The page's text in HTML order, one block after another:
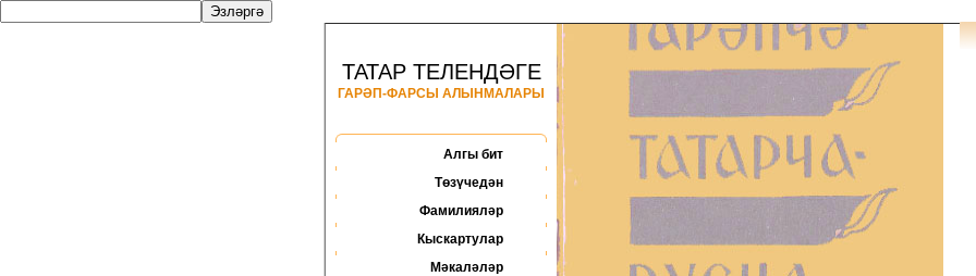
ТАТАР ТЕЛЕНДӘГЕ
ГАРӘП-ФАРСЫ АЛЫНМАЛАРЫ
Алгы бит
Төзүчедән
Фамилияләр
Кыскартулар
Мәкаләләр